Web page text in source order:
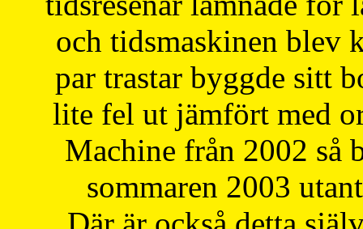
och tidsmaskinen blev
par trastar byggde sitt
lite fel ut jämfört med
Machine från 2002 så
sommaren 2003